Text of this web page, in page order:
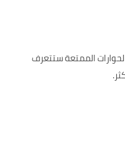
الممتعة ستتعرف